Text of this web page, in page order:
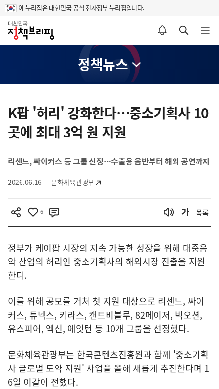
이 누리집은 대한민국 공식 전자정부 누리집입니다.
홈
알림설정 바로가기 검색 바로가기 메뉴 열기
정책뉴스
텐
츠
영
K팝 '허리' 강화한다…중소기획사 10
곳에 최대 3억 원 지원
리센느, 싸이커스 등 그룹 선정…수출용 음반부터 해외 공연까지
2026.06.16 문화체육관광부
6 목록
정부가 케이팝 시장의 지속 가능한 성장을 위해 대중음
악 산업의 허리인 중소기획사의 해외시장 진출을 지원
한다.
이를 위해 공모를 거쳐 첫 지원 대상으로 리센느, 싸이
커스, 튜넥스, 키라스, 캔트비블루, 82메이저, 빅오션,
유스피어, 엑신, 에잇턴 등 10개 그룹을 선정했다.
문화체육관광부는 한국콘텐츠진흥원과 함께 '중소기획
사 글로벌 도약 지원' 사업을 올해 새롭게 추진한다며 1
6일 이같이 전했다.